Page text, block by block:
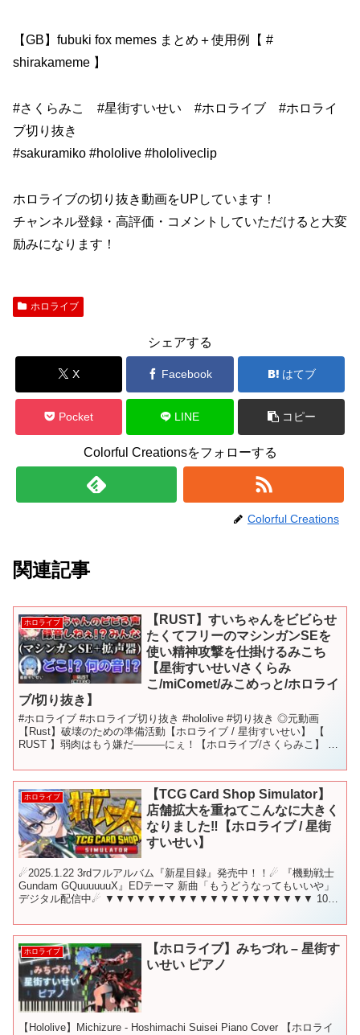
【GB】fubuki fox memes まとめ＋使用例【 #
shirakameme 】
#さくらみこ #星街すいせい #ホロライブ #ホロライ
ブ切り抜き
#sakuramiko #hololive #hololiveclip
ホロライブの切り抜き動画をUPしています！
チャンネル登録・高評価・コメントしていただけると大変
励みになります！
ホロライブ
シェアする
X Facebook はてブ
Pocket LINE コピー
Colorful Creationsをフォローする
Colorful Creations
関連記事
ホロライブ
【RUST】すいちゃんをビビらせ
たくてフリーのマシンガンSEを
使い精神攻撃を仕掛けるみこち
【星街すいせい/さくらみ
こ/miComet/みこめっと/ホロライ
ブ/切り抜き】
#ホロライブ #ホロライブ切り抜き​ #hololive #切り抜き ◎元動画
【Rust】破壊のための準備活動【ホロライブ / 星街すいせい】 【
RUST 】弱肉はもう嫌だ―――にぇ！【ホロライブ/さくらみこ】 ◎
ホロライブ
【TCG Card Shop Simulator】
店舗拡大を重ねてこんなに大きく
なりました‼【ホロライブ / 星街
すいせい】
☄2025.1.22 3rdフルアルバム『新星目録』発売中！！☄ 『機動戦士
Gundam GQuuuuuuX』EDテーマ 新曲「もうどうなってもいいや」
デジタル配信中☄ ▼▼▼▼▼▼▼▼▼▼▼▼▼▼▼▼▼▼▼▼ 10月
ホロライブ
【ホロライブ】みちづれ – 星街す
いせい ピアノ
【Hololive】Michizure - Hoshimachi Suisei Piano Cover 【ホロライ